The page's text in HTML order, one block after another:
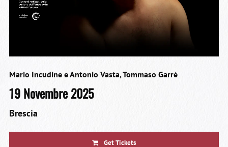
Mario Incudine e Antonio Vasta,Tommaso Garrè
19 Novembre 2025
Brescia
Get Tickets